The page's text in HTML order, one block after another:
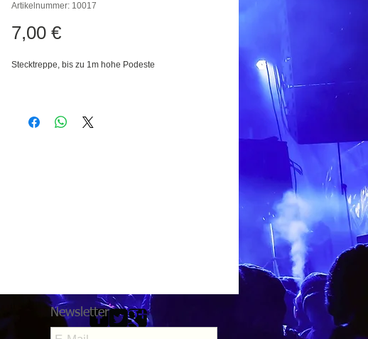
Artikelnummer: 10017
7,00 €Preis
Stecktreppe, bis zu 1m hohe Podeste
Newsletter